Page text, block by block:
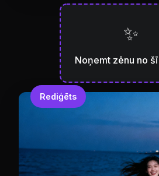
✨
Noņemt zēnu no
Rediģēts